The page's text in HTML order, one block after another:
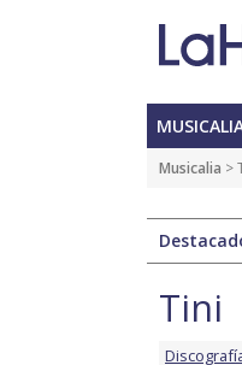
Musicalia >
Tini